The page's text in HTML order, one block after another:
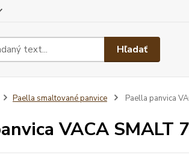
Hľadať
Paella smaltované panvice Paella panvica
VACA SMALT